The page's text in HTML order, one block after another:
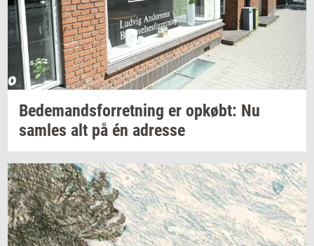
Be­de­mands­for­ret­ning er op­købt: Nu
sam­les alt på én adres­se